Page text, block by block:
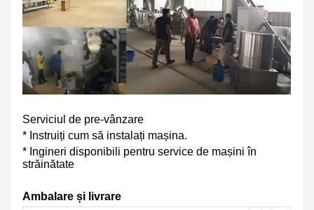
Serviciul de pre-vânzare
* Instruiți cum să instalați mașina.
* Ingineri disponibili pentru service de mașini în
străinătate
Ambalare și livrare